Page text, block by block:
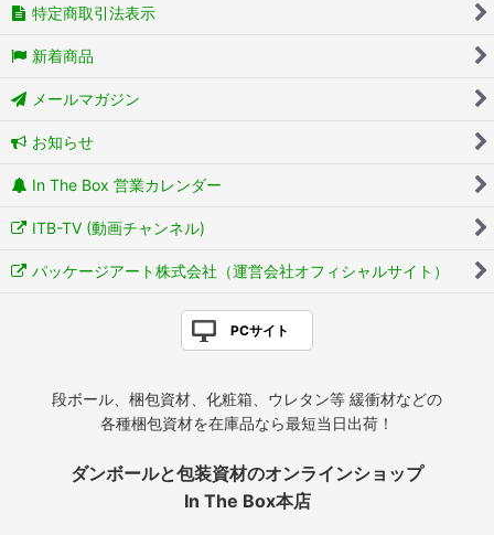
特定商取引法表示
新着商品
メールマガジン
お知らせ
In The Box 営業カレンダー
ITB-TV (動画チャンネル)
パッケージアート株式会社（運営会社オフィシャルサイト）
PCサイト
段ボール、梱包資材、化粧箱、ウレタン等 緩衝材などの
各種梱包資材を在庫品なら最短当日出荷！
ダンボールと包装資材のオンラインショップ
In The Box本店